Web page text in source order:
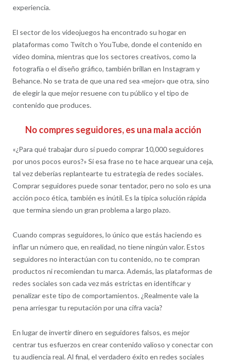
experiencia.
El sector de los videojuegos ha encontrado su hogar en
plataformas como Twitch o YouTube, donde el contenido en
video domina, mientras que los sectores creativos, como la
fotografía o el diseño gráfico, también brillan en Instagram y
Behance. No se trata de que una red sea «mejor» que otra, sino
de elegir la que mejor resuene con tu público y el tipo de
contenido que produces.
No compres seguidores, es una mala acción
«¿Para qué trabajar duro si puedo comprar 10,000 seguidores
por unos pocos euros?» Si esa frase no te hace arquear una ceja,
tal vez deberías replantearte tu estrategia de redes sociales.
Comprar seguidores puede sonar tentador, pero no solo es una
acción poco ética, también es inútil. Es la típica solución rápida
que termina siendo un gran problema a largo plazo.
Cuando compras seguidores, lo único que estás haciendo es
inflar un número que, en realidad, no tiene ningún valor. Estos
seguidores no interactúan con tu contenido, no te compran
productos ni recomiendan tu marca. Además, las plataformas de
redes sociales son cada vez más estrictas en identificar y
penalizar este tipo de comportamientos. ¿Realmente vale la
pena arriesgar tu reputación por una cifra vacía?
En lugar de invertir dinero en seguidores falsos, es mejor
centrar tus esfuerzos en crear contenido valioso y conectar con
tu audiencia real. Al final, el verdadero éxito en redes sociales